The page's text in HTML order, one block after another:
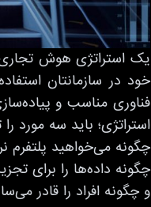
یک استراتژی هوش
خود در سازمانتان
فناوری مناسب و
استراتژی؛ باید سه مورد
چگونه می‌خواهید پلتفرم
چگونه داده‌ها را برای
و چگونه افراد را قادر